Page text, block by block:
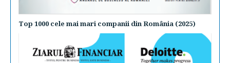
Top 1000 cele mai mari companii din România (2025)